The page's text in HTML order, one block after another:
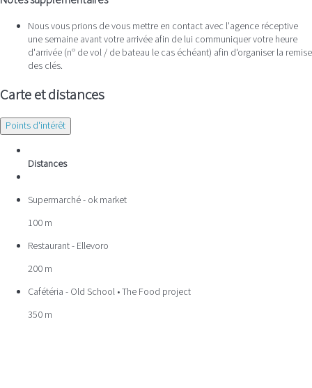
Nous vous prions de vous mettre en contact avec l'agence réceptive
une semaine avant votre arrivée afin de lui communiquer votre heure
d'arrivée (nº de vol / de bateau le cas échéant) afin d'organiser la remise
des clés.
Carte et distances
Points d'intérêt
Distances
Supermarché - ok market
100 m
Restaurant - Ellevoro
200 m
Cafétéria - Old School • The Food project
350 m